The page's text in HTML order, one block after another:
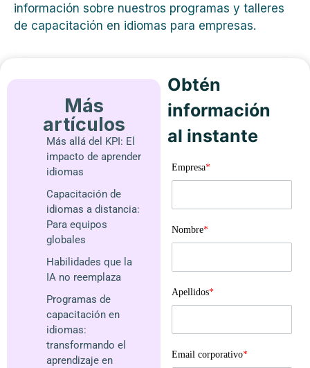
información sobre nuestros programas y talleres
de capacitación en idiomas para empresas.
Más
artículos
Más allá del KPI: El
impacto de aprender
idiomas
Capacitación de
idiomas a distancia:
Para equipos
globales
Habilidades que la
IA no reemplaza
Programas de
capacitación en
idiomas:
transformando el
aprendizaje en
Obtén
información
al instante
Empresa*
Nombre*
Apellidos*
Email corporativo*